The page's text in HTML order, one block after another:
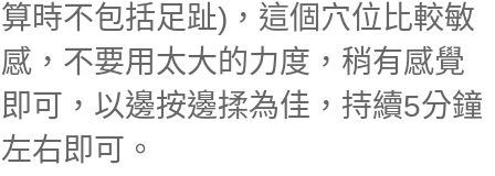
算時不包括足趾)，這個穴位比較敏
感，不要用太大的力度，稍有感覺
即可，以邊按邊揉為佳，持續5分鐘
左右即可。